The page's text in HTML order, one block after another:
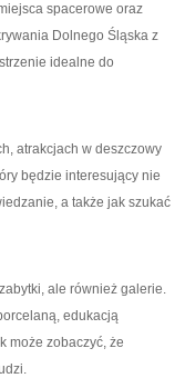
spacerowe oraz
Dolnego Śląska z
idealne do
atrakcjach w deszczowy
będzie interesujący nie
a także jak szukać
ale również galerie.
edukacją
może zobaczyć, że